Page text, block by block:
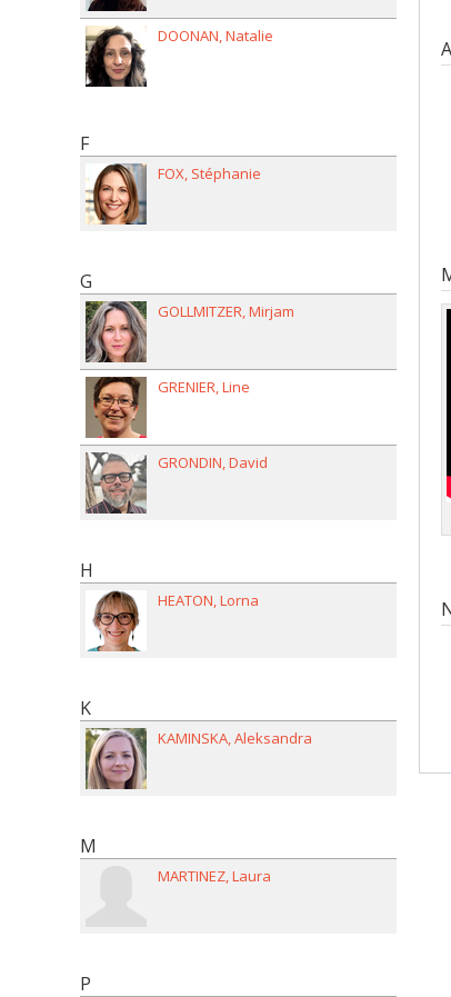
DOONAN Natalie
F
FOX Stéphanie
G
GOLLMITZER Mirjam
GRENIER Line
GRONDIN David
H
HEATON Lorna
K
KAMINSKA Aleksandra
M
MARTINEZ Laura
P